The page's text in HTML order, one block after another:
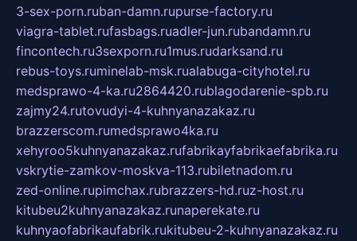
3-sex-porn.ruban-damn.rupurse-factory.ru
viagra-tablet.rufasbags.ruadler-jun.rubandamn.ru
fincontech.ru3sexporn.ru1mus.rudarksand.ru
rebus-toys.ruminelab-msk.rualabuga-cityhotel.ru
medsprawo-4-ka.ru2864420.rublagodarenie-spb.ru
zajmy24.rutovudyi-4-kuhnyanazakaz.ru
brazzerscom.rumedsprawo4ka.ru
xehyroo5kuhnyanazakaz.rufabrikayfabrikaefabrika.ru
vskrytie-zamkov-moskva-113.rubiletnadom.ru
zed-online.rupimchax.rubrazzers-hd.ruz-host.ru
kitubeu2kuhnyanazakaz.runaperekate.ru
kuhnyaofabrikaufabrik.rukitubeu-2-kuhnyanazakaz.ru